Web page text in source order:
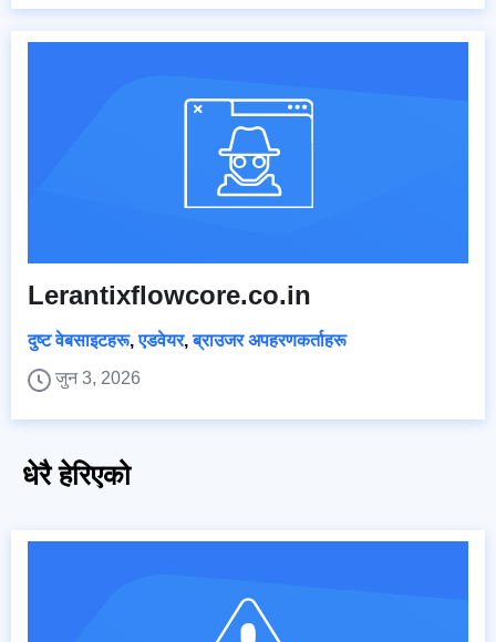
Lerantixflowcore.co.in
दुष्ट वेबसाइटहरू,एडवेयर,ब्राउजर अपहरणकर्ताहरू
जुन 3, 2026
धेरै हेरिएको